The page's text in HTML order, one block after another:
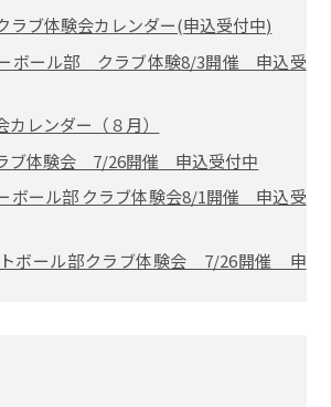
ブ体験会カレンダー(申込受付中)
ボール部 クラブ体験8/3開催 申込受
レンダー（８月）
ブ体験会 7/26開催 申込受付中
ボール部 クラブ体験会8/1開催 申込受
ボール部クラブ体験会 7/26開催 申